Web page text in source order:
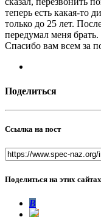
теперь есть какая-то
только до 25 лет.
передумал меня
Спасибо вам всем за
Поделиться
Ссылка на пост
Поделиться на этих
В